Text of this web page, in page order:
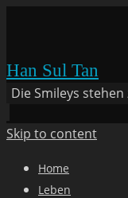
Han Sul Tan
Die Smileys
Skip to content
Home
Leben